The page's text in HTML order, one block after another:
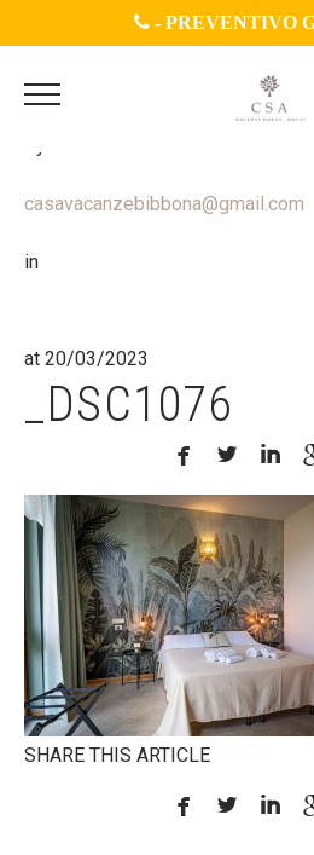
- PREVENTIVO
casavacanzebibbona@gmail.com
in
at 20/03/2023
_DSC1076
  
SHARE THIS ARTICLE
  